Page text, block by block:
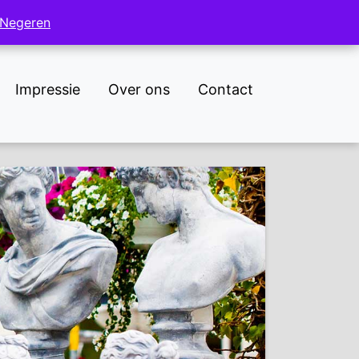
Impressie Over ons Contact
Negeren
Negeren